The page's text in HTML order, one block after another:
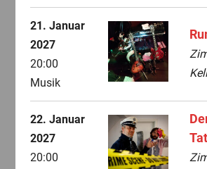
21. Januar
2027
20:00
Musik
22. Januar
2027
20:00